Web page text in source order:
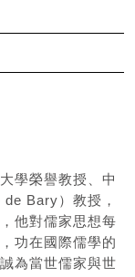
學榮譽教授、中
Bary）教授，
他對儒家思想每
功在國際儒學的
為當世儒家與世